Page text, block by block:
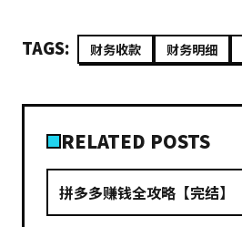
TAGS: 财务收款 财务明细
RELATED POSTS
拼多多赚钱全攻略【完结】